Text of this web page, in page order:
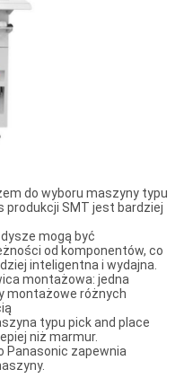
do wyboru maszyny typu
produkcji SMT jest bardziej
mogą być
od komponentów, co
inteligentna i wydajna.
montażowa: jedna
montażowe różnych
typu pick and place
niż marmur.
Panasonic zapewnia